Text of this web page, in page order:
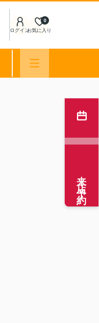
ログインお気に入り
0
来店予約